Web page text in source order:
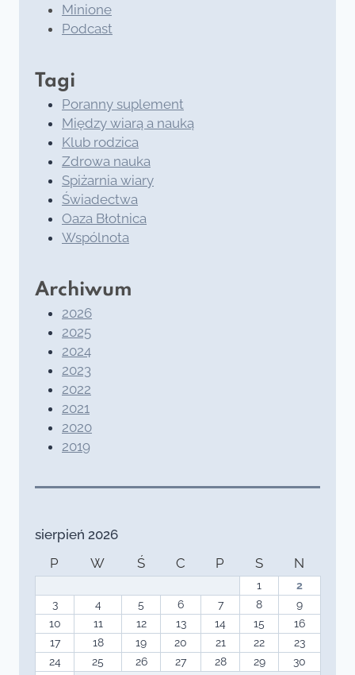
Minione
Podcast
Tagi
Poranny suplement
Między wiarą a nauką
Klub rodzica
Zdrowa nauka
Spiżarnia wiary
Świadectwa
Oaza Błotnica
Wspólnota
Archiwum
2026
2025
2024
2023
2022
2021
2020
2019
sierpień 2026
P
W Ś C P S N
1
2
3
4 5 6 7 8
9
10
11 12 13 14 15
16
17
18 19 20 21 22
23
24
25 26 27 28 29
30